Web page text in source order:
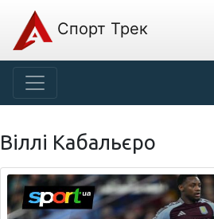
Спорт Трек
Віллі Кабальєро